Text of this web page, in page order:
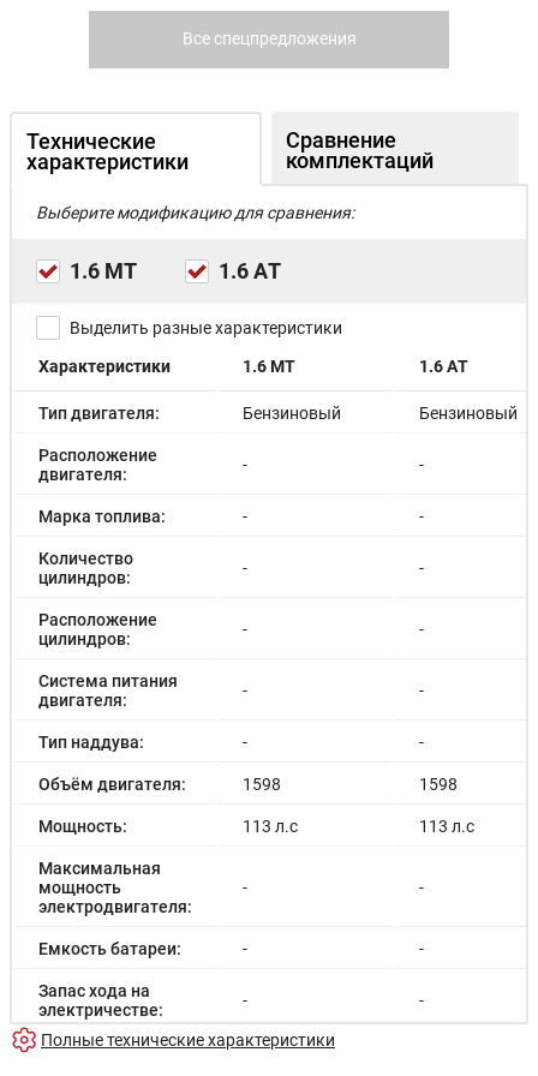
Все спецпредложения
Технические
характеристики
Сравнение
комплектаций
Выберите модификацию для сравнения:
1.6 MT 1.6 АT
Выделить разные характеристики
Характеристики
1.6 MT 1.6 АT
Тип двигателя: Бензиновый Бензиновый
Расположение
двигателя:
- -
Марка топлива: - -
Количество
цилиндров:
- -
Расположение
цилиндров:
- -
Система питания
двигателя:
- -
Тип наддува: - -
Объём двигателя: 1598 1598
Мощность: 113 л.с 113 л.с
Максимальная
мощность
электродвигателя:
- -
Емкость батареи: - -
Запас хода на
электричестве:
- -
Время зарядки: -
Полные технические характеристики